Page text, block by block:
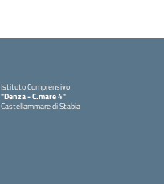
Istituto Comprensivo
"Denza - C.mare 4"
Castellammare di Stabia